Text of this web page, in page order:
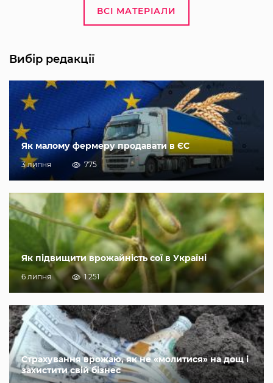
ВСІ МАТЕРІАЛИ
Вибір редакції
Як малому фермеру продавати в ЄС
3 липня 775
Як підвищити врожайність сої в Україні
6 липня 1 251
Страхування врожаю, як не «молитися» на дощ і
захистити свій бізнес